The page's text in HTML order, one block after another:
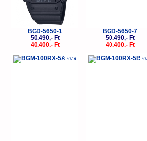
BGD-5650-1
50.490,- Ft
40.400,- Ft
BGD-5650-7
50.490,- Ft
40.400,- Ft
-30% -